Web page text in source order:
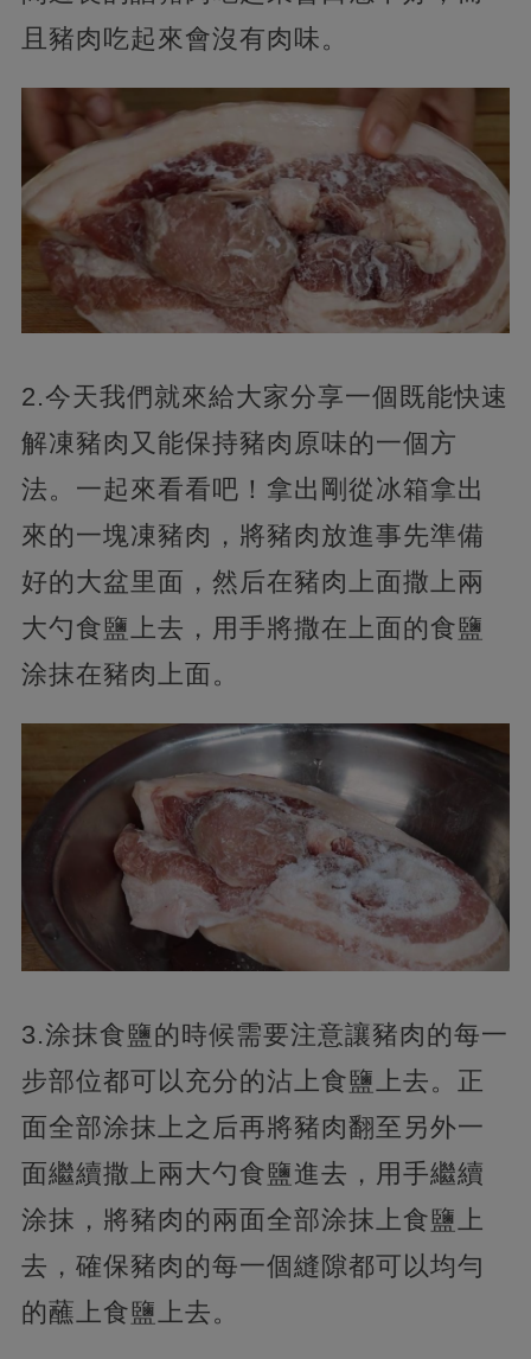
且豬肉吃起來會沒有肉味。
2.今天我們就來給大家分享一個既能快速
解凍豬肉又能保持豬肉原味的一個方
法。一起來看看吧！拿出剛從冰箱拿出
來的一塊凍豬肉，將豬肉放進事先準備
好的大盆里面，然后在豬肉上面撒上兩
大勺食鹽上去，用手將撒在上面的食鹽
涂抹在豬肉上面。
3.涂抹食鹽的時候需要注意讓豬肉的每一
步部位都可以充分的沾上食鹽上去。正
面全部涂抹上之后再將豬肉翻至另外一
面繼續撒上兩大勺食鹽進去，用手繼續
涂抹，將豬肉的兩面全部涂抹上食鹽上
去，確保豬肉的每一個縫隙都可以均勻
的蘸上食鹽上去。